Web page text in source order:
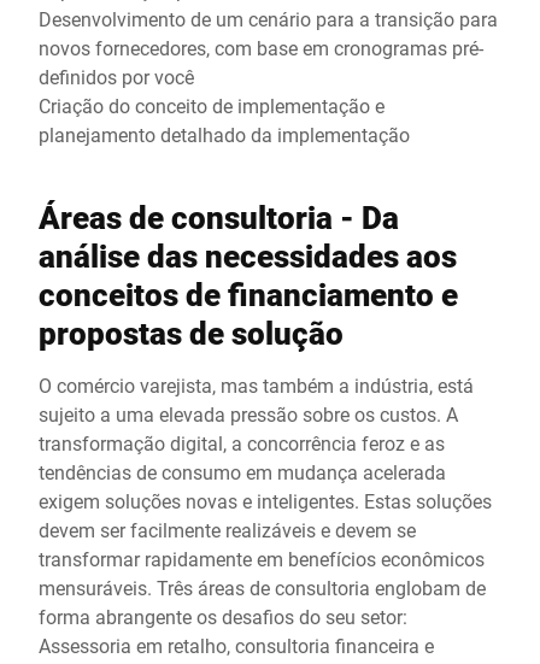
Desenvolvimento de um cenário para a transição para
novos fornecedores, com base em cronogramas pré-
definidos por você
Criação do conceito de implementação e
planejamento detalhado da implementação
Áreas de consultoria - Da
análise das necessidades aos
conceitos de financiamento e
propostas de solução
O comércio varejista, mas também a indústria, está
sujeito a uma elevada pressão sobre os custos. A
transformação digital, a concorrência feroz e as
tendências de consumo em mudança acelerada
exigem soluções novas e inteligentes. Estas soluções
devem ser facilmente realizáveis e devem se
transformar rapidamente em benefícios econômicos
mensuráveis. Três áreas de consultoria englobam de
forma abrangente os desafios do seu setor:
Assessoria em retalho, consultoria financeira e